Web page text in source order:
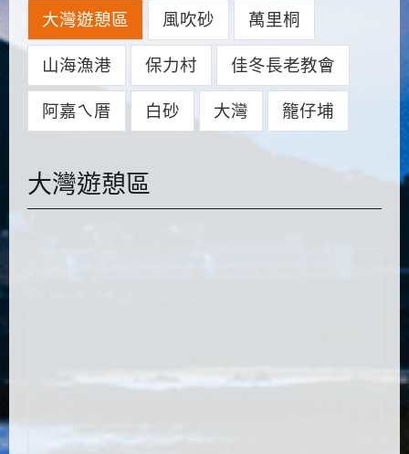
大灣遊憩區 風吹砂 萬里桐
山海漁港 保力村 佳冬長老教會
阿嘉ㄟ厝 白砂 大灣 籠仔埔
大灣遊憩區